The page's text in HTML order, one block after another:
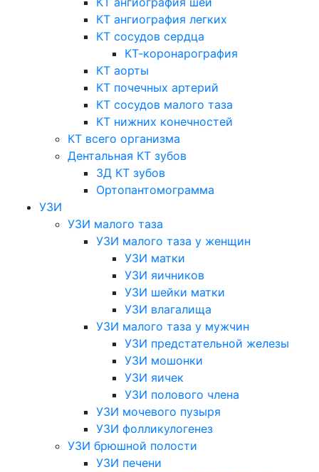
КТ ангиография легких
КТ сосудов сердца
КТ-коронарография
КТ аорты
КТ почечных артерий
КТ сосудов малого таза
КТ нижних конечностей
КТ всего организма
Дентальная КТ зубов
3Д КТ зубов
Ортопантомограмма
УЗИ
УЗИ малого таза
УЗИ малого таза у женщин
УЗИ матки
УЗИ яичников
УЗИ шейки матки
УЗИ влагалища
УЗИ малого таза у мужчин
УЗИ предстательной железы
УЗИ мошонки
УЗИ яичек
УЗИ полового члена
УЗИ мочевого пузыря
УЗИ фолликулогенез
УЗИ брюшной полости
УЗИ печени